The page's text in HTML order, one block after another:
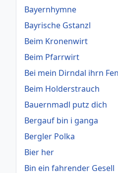
Bayernhymne
Bayrische Gstanzl
Beim Kronenwirt
Beim Pfarrwirt
Bei mein Dirndal ihrn
Beim Holderstrauch
Bauernmadl putz dich
Bergauf bin i ganga
Bergler Polka
Bier her
Bin ein fahrender Gesell